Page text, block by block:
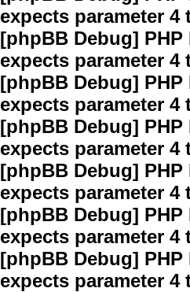
expects parameter
[phpBB Debug] PHP
expects parameter
[phpBB Debug] PHP
expects parameter
[phpBB Debug] PHP
expects parameter
[phpBB Debug] PHP
expects parameter
[phpBB Debug] PHP
expects parameter
[phpBB Debug] PHP
expects parameter